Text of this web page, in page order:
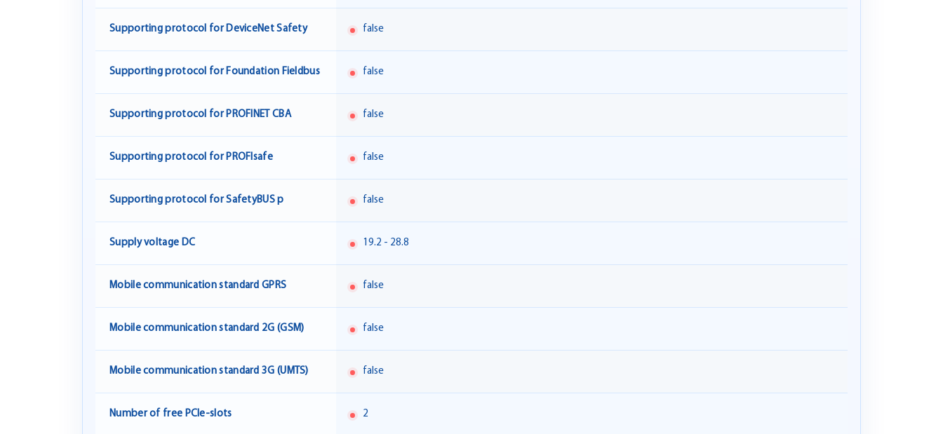
Supporting protocol for DeviceNet Safety false
Supporting protocol for Foundation Fieldbus false
Supporting protocol for PROFINET CBA false
Supporting protocol for PROFIsafe false
Supporting protocol for SafetyBUS p false
Supply voltage DC 19.2 - 28.8
Mobile communication standard GPRS false
Mobile communication standard 2G (GSM) false
Mobile communication standard 3G (UMTS) false
Number of free PCIe-slots 2